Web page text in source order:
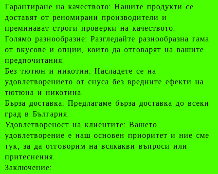
Гарантиране на качеството: Нашите продукти се
доставят от реномирани производители и
преминават строги проверки на качеството.
Голямо разнообразие: Разгледайте разнообразна гама
от вкусове и опции, които да отговарят на вашите
предпочитания.
Без тютюн и никотин: Насладете се на
удовлетворението от снуса без вредните ефекти на
тютюна и никотина.
Бърза доставка: Предлагаме бърза доставка до всеки
град в България.
Удовлетвореност на клиентите: Вашето
удовлетворение е наш основен приоритет и ние сме
тук, за да отговорим на всякакви въпроси или
притеснения.
Заключение: